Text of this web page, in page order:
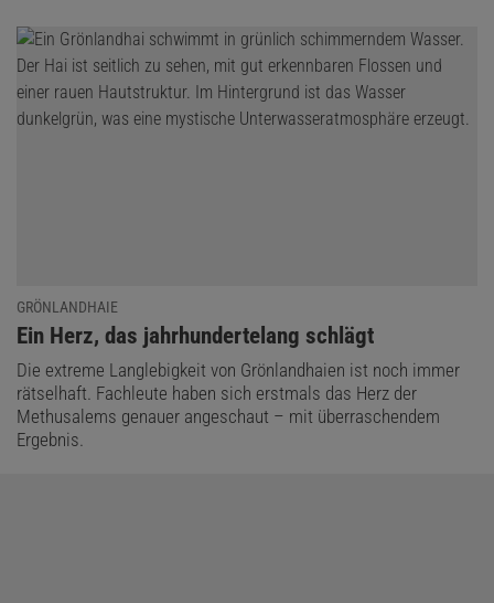
GRÖNLANDHAIE
:
Ein Herz, das jahrhundertelang schlägt
Die extreme Langlebigkeit von Grönlandhaien ist noch immer
rätselhaft. Fachleute haben sich erstmals das Herz der
Methusalems genauer angeschaut – mit überraschendem
Ergebnis.